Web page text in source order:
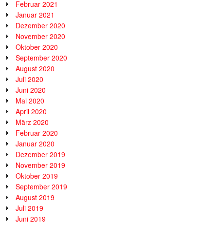
Februar 2021
Januar 2021
Dezember 2020
November 2020
Oktober 2020
September 2020
August 2020
Juli 2020
Juni 2020
Mai 2020
April 2020
März 2020
Februar 2020
Januar 2020
Dezember 2019
November 2019
Oktober 2019
September 2019
August 2019
Juli 2019
Juni 2019